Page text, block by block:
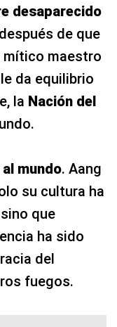
desaparecido
de que
mítico maestro
da equilibrio
la Nación del
mundo. Aang
su cultura ha
que
ha sido
del
fuegos.